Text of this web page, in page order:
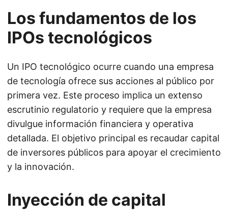
Los fundamentos de los
IPOs tecnológicos
Un IPO tecnológico ocurre cuando una empresa
de tecnología ofrece sus acciones al público por
primera vez. Este proceso implica un extenso
escrutinio regulatorio y requiere que la empresa
divulgue información financiera y operativa
detallada. El objetivo principal es recaudar capital
de inversores públicos para apoyar el crecimiento
y la innovación.
Inyección de capital